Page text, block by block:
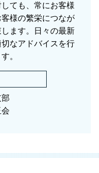
ても、常にお客様
様の繁栄につなが
ます。日々の最新
なアドバイスを行
。